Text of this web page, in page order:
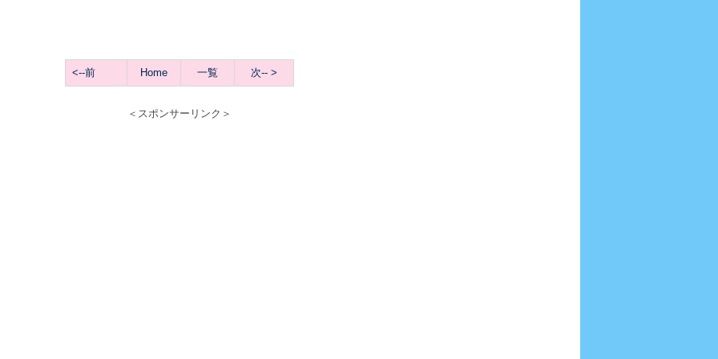
<--前 Home 一覧 次-- >
＜スポンサーリンク＞